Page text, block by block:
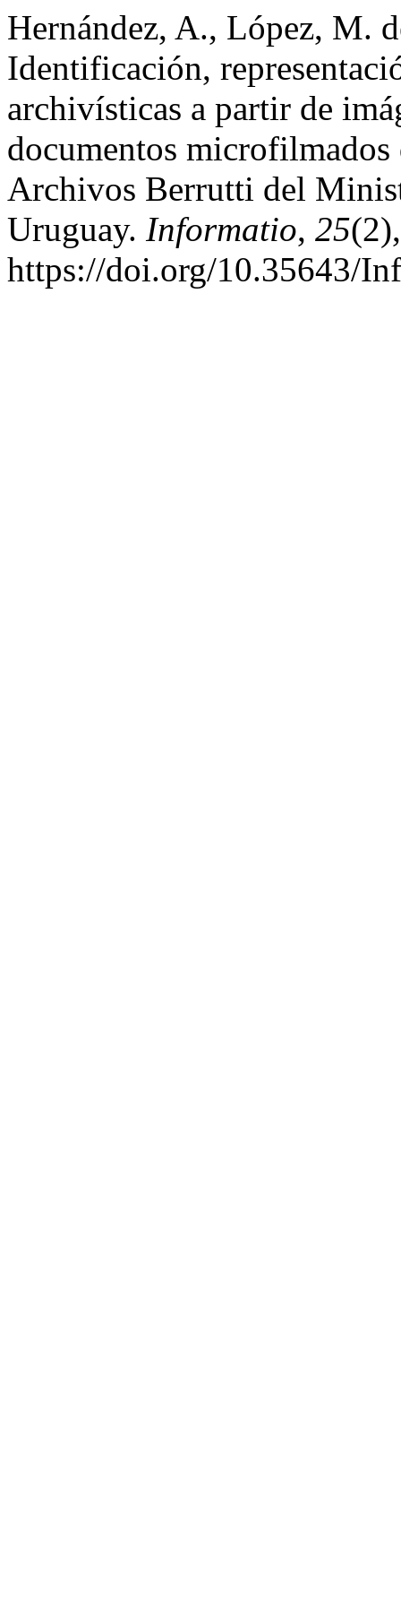
Hernández, A., López, M.
Identificación,
archivísticas a partir de
documentos
Archivos Berrutti del
Uruguay. Informatio, 25
https://doi.org/10.35643/